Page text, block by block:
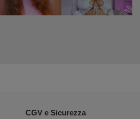
CGV e Sicurezza